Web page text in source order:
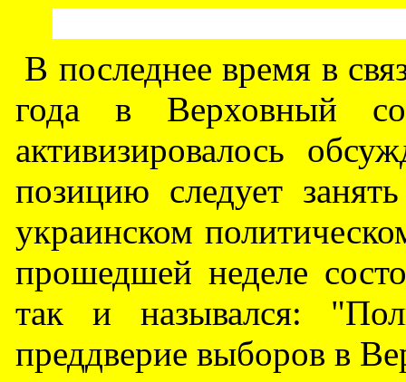
В последнее время в
года в Верховный
активизировалось
позицию следует
украинском
прошедшей неделе
так и назывался:
преддверие выборов в